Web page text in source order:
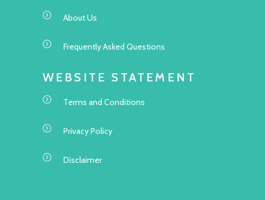
About Us
Frequently Asked Questions
WEBSITE STATEMENT
Terms and Conditions
Privacy Policy
Disclaimer